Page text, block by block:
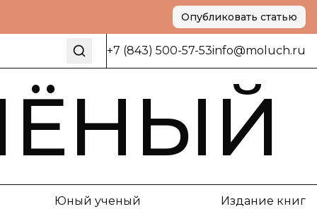
Опубликовать статью
+7 (843) 500-57-53info@moluch.ru
Юный ученый Издание книг